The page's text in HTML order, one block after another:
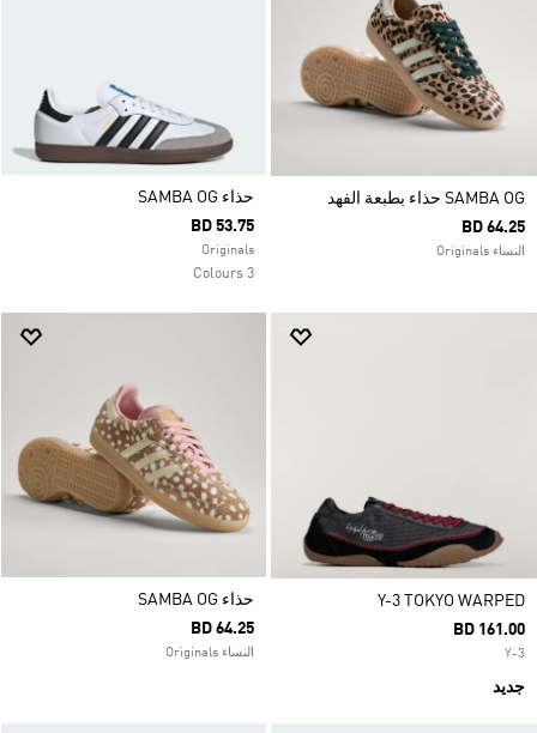
SAMBA OG حذاء بطبعة الفهد
BD 64.25
النساء Originals
حذاء SAMBA OG
BD 53.75
Originals
3 Colours
Y-3 TOKYO WARPED
BD 161.00
Y-3
جديد
حذاء SAMBA OG
BD 64.25
النساء Originals